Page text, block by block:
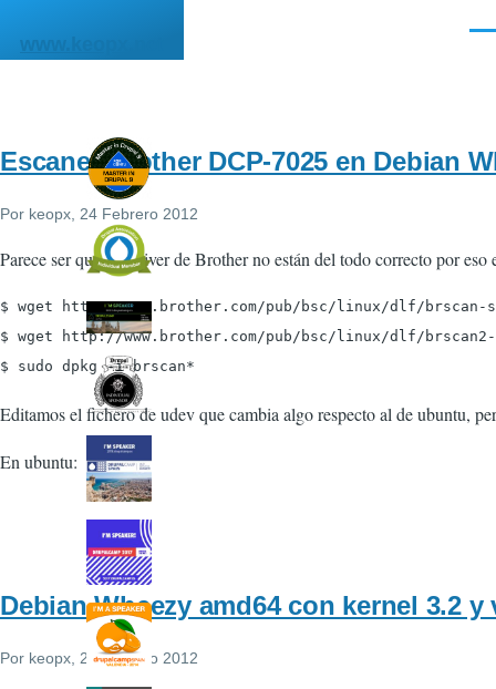
www.keopx.net
Escaner Brother DCP-7025 en Debian
Por keopx , 24 Febrero 2012
Parece ser que los driver de Brother no están del todo correcto por
$ wget http://www.brother.com/pub/bsc/linux/dlf/brscan-
$ wget http://www.brother.com/pub/bsc/linux/dlf/brscan2-
$ sudo dpkg -i brscan*
Editamos el fichero de udev que cambia algo respecto al de ubuntu,
En ubuntu:
Debian Wheezy amd64 con kernel 3.2
Por keopx , 23 Febrero 2012